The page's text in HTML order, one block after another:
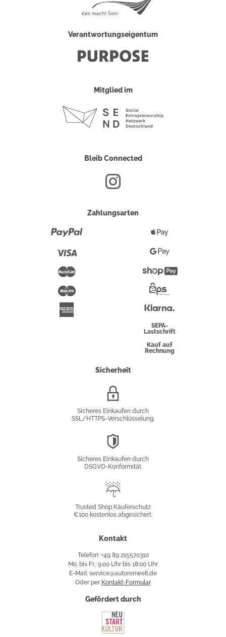
Verantwortungseigentum
Mitglied im
Bleib Connected
Zahlungsarten
Maestro
Pay
Google
Pay
Überweisung
SEPA-
Lastschrift
Kauf auf
Rechnung
Sicherheit
Sicheres Einkaufen durch
SSL/HTTPS-Verschlüsselung.
Sicheres Einkaufen durch
DSGVO-Konformität.
Käuferschutz
Trusted Shop Käuferschutz
€100 kostenlos abgesichert.
Kontakt
Telefon: +49 89 215570310
Mo. bis Fr., 9:00 Uhr bis 18:00 Uhr
E-Mail: service@autorenwelt.de
Oder per Kontakt-Formular.
Gefördert durch